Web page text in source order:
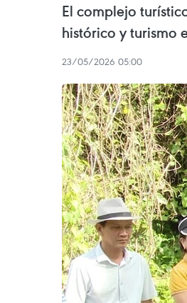
El complejo
histórico y turismo
23/05/2026 05:00